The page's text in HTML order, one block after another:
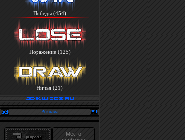
Победы (454)
Поражение (125)
Ничья (21)
Реклама
Место